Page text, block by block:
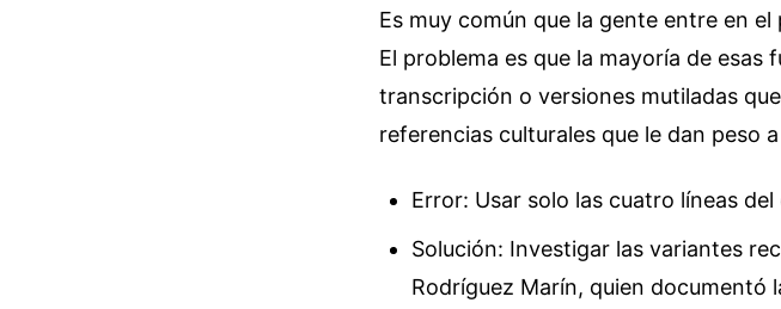
Es muy común que la gente entre en
El problema es que la mayoría de
transcripción o versiones mutiladas
referencias culturales que le dan peso
Error: Usar solo las cuatro líneas
Solución: Investigar las variantes
Rodríguez Marín, quien documentó